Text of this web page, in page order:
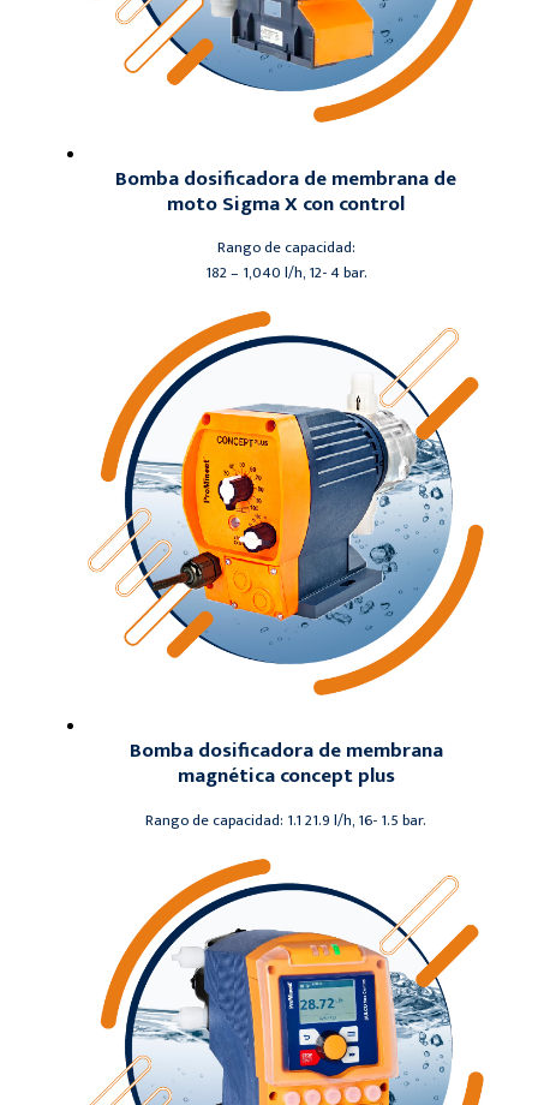
Bomba dosificadora de membrana de
moto Sigma X con control
Rango de capacidad:
182 – 1,040 l/h, 12- 4 bar.
Bomba dosificadora de membrana
magnética concept plus
Rango de capacidad: 1.1 21.9 l/h, 16- 1.5 bar.